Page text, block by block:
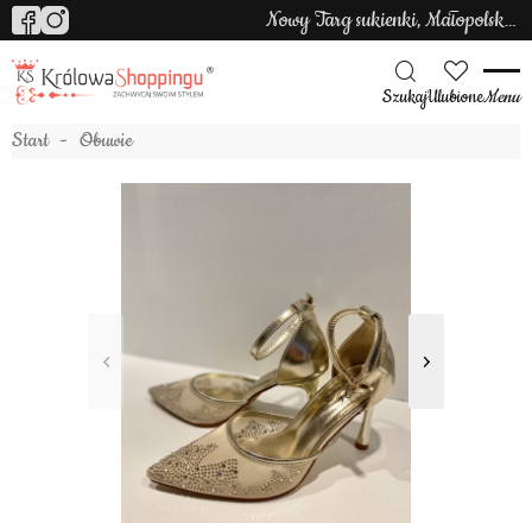
Nowy Targ sukienki, Małopolska sukienki
SzukajUlubioneMenu
Start Obuwie